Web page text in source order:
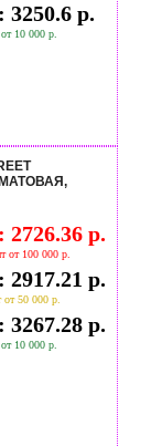
р.
10 000 р.
р.
от 100 000 р.
р.
от 50 000 р.
р.
10 000 р.